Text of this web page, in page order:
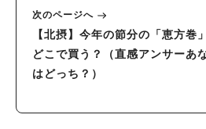
次のページへ
【北摂】今年の節分の「恵方巻
どこで買う？（直感アンサーあ
はどっち？）